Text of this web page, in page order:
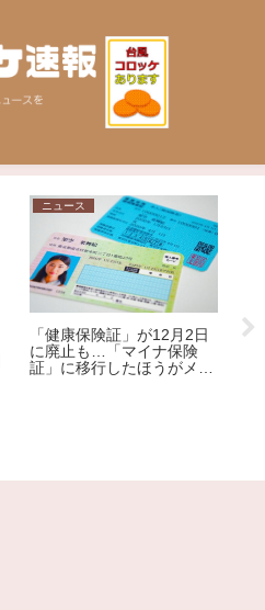
ニュース
「健康保険証」が12月2日
に廃止も…「マイナ保険
証」に移行したほうがメリ